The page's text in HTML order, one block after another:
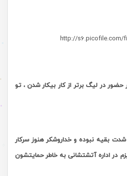
حضور در لیگ برتر از کار بیکار شدن ، تو
بقیه نبوده و خداروشکر هنوز سرکار
در اداره آتشتشانى به خاطر حمایتشون